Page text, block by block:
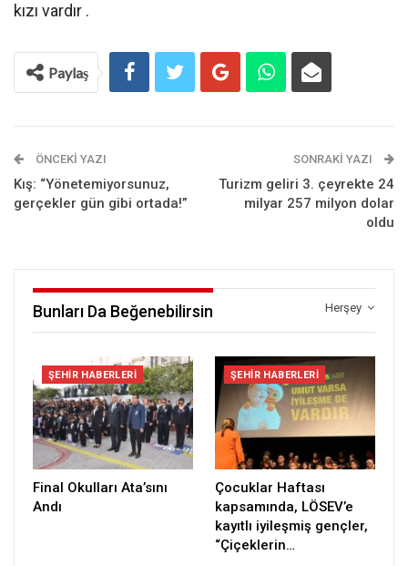
kızı vardır .
Paylaş
ÖNCEKI YAZI
Kış: “Yönetemiyorsunuz,
gerçekler gün gibi ortada!”
SONRAKI YAZI
Turizm geliri 3. çeyrekte 24
milyar 257 milyon dolar
oldu
Herşey
Bunları Da Beğenebilirsin
ŞEHIR HABERLERI
Final Okulları Ata’sını
Andı
ŞEHIR HABERLERI
Çocuklar Haftası
kapsamında, LÖSEV’e
kayıtlı iyileşmiş gençler,
“Çiçeklerin…